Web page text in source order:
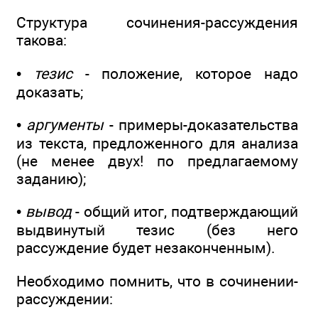
Структура сочинения-рассуждения
такова:
•
тезис- положение, которое надо
доказать;
• аргументы- примеры-доказательства
из текста, предложенного для анализа
(не менее двух! по предлагаемому
заданию);
• вывод- общий итог, подтверждающий
выдвинутый тезис (без него
рассуждение будет незаконченным).
Необходимо помнить, что в сочинении-
рассуждении: